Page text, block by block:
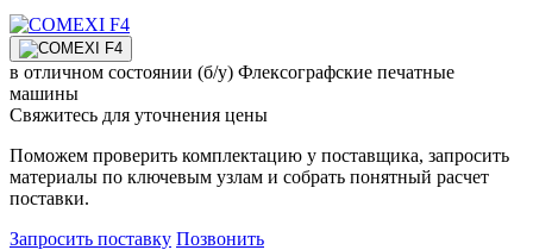
в отличном состоянии (б/у) Флексографские печатные
машины
Свяжитесь для уточнения цены
Поможем проверить комплектацию у поставщика, запросить
материалы по ключевым узлам и собрать понятный расчет
поставки.
Запросить поставку Позвонить